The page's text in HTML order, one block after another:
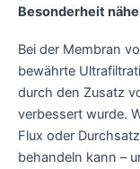
Besonderheit
Bei der Membran
bewährte
durch den Zusatz
verbessert wurde.
Flux oder
behandeln kann –